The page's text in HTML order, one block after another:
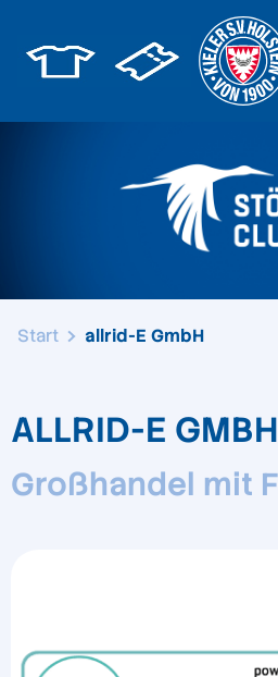
Start allrid-E GmbH
ALLRID-E GMBH
Großhandel mit